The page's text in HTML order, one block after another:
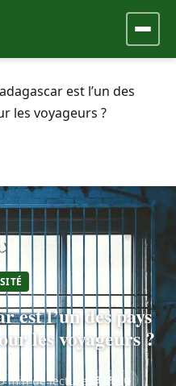
est l’un des
les voyageurs ?
est l’un des pays
les voyageurs ?
min de lecture 38 % lu